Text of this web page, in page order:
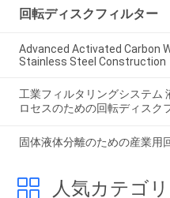
回転ディスクフィルター
Advanced Activated Carbon
Stainless Steel Construction
工業フィルタリングシステム
ロセスのための回転ディスク
固体液体分離のための産業用
人気カテゴリ